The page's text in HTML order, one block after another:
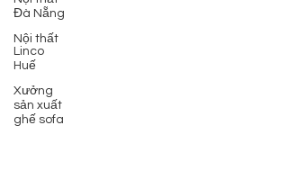
Đà Nẵng
Nội thất
Linco
Huế
Xưởng
sản xuất
ghế sofa